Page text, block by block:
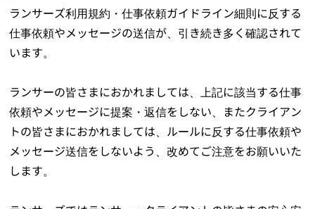
ランサーズ利用規約・仕事依頼ガイドライン細則に反する
仕事依頼やメッセージの送信が、引き続き多く確認されて
います。
ランサーの皆さまにおかれましては、上記に該当する仕事
依頼やメッセージに提案・返信をしない、またクライアン
トの皆さまにおかれましては、ルールに反する仕事依頼や
メッセージ送信をしないよう、改めてご注意をお願いいた
します。